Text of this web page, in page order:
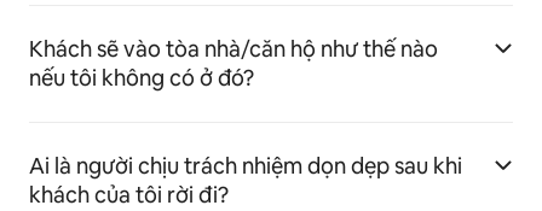
Khách sẽ vào tòa nhà/căn hộ như thế nào
nếu tôi không có ở đó?
Ai là người chịu trách nhiệm dọn dẹp sau khi
khách của tôi rời đi?